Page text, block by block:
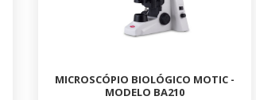
MICROSCÓPIO BIOLÓGICO MOTIC -
MODELO BA210